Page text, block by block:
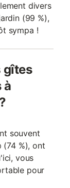
divers
(99 %),
sympa !
gîtes
à
souvent
(74 %), ont
vous
pour